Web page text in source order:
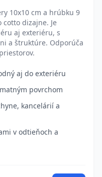
10x10 cm a hrúbku 9
dizajne. Je
aj exteriéru, s
a štruktúre. Odporúča
aj do exteriéru
povrchom
kancelárií a
v odtieňoch a